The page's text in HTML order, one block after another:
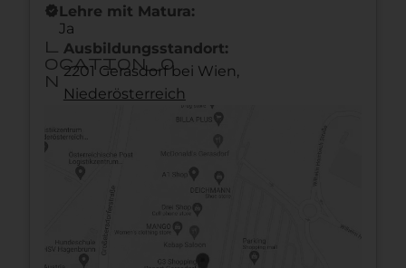
new_releasesLehre mit Matura:
Ja
l
ocation_o
n
Ausbildungsstandort:
2201 Gerasdorf bei Wien,
Nieder­österreich